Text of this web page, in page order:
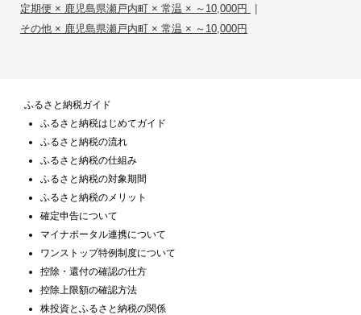
定期便 × 鹿児島県瀬戸内町 × 常温 × ～10,000円 |
その他 × 鹿児島県瀬戸内町 × 常温 × ～10,000円
ふるさと納税ガイド
ふるさと納税はじめてガイド
ふるさと納税の流れ
ふるさと納税の仕組み
ふるさと納税の対象期間
ふるさと納税のメリット
確定申告について
マイナポータル連携について
ワンストップ特例制度について
控除・還付の確認の仕方
控除上限額の確認方法
株投資とふるさと納税の関係